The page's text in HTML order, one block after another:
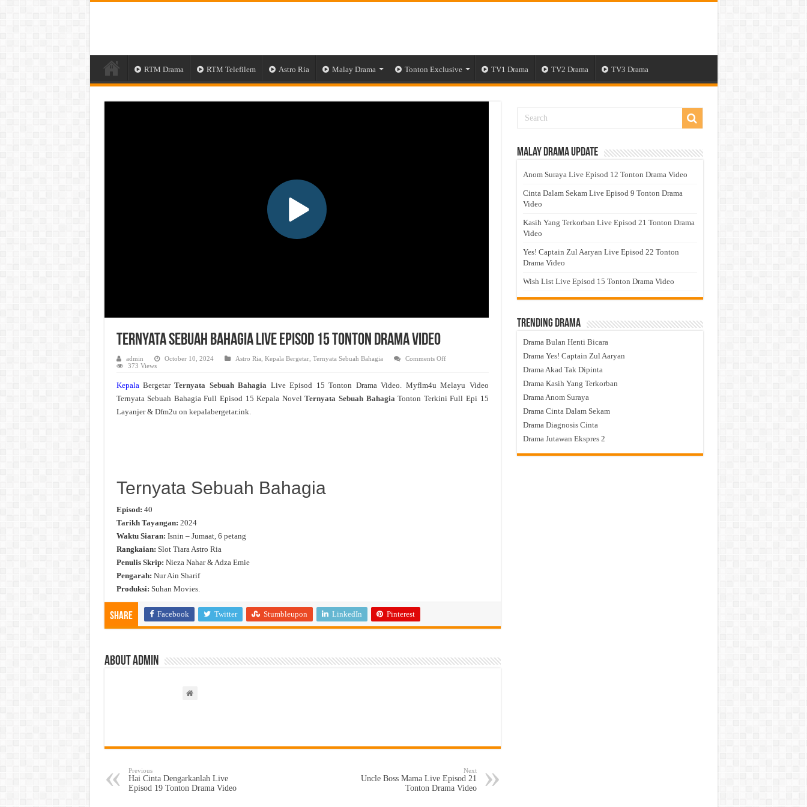
RTM Drama RTM Telefilem Astro Ria Malay Drama Tonton Exclusive TV1 Drama TV2 Drama TV3 Drama
Ternyata Sebuah Bahagia Live Episod 15 Tonton Drama Video
admin October 10, 2024 Astro Ria Kepala Bergetar, Ternyata Sebuah Bahagia Comments Offon
Live
15
373 Views
KepalaBergetarTernyata Sebuah Bahagia Live Episod 15 Tonton Drama Video. Myflm4u Melayu Video
Ternyata Sebuah Bahagia Full Episod 15 Kepala NovelTernyata Sebuah BahagiaTonton Terkini Full Epi 15
Layanjer & Dfm2u on kepalabergetar.ink.
Ternyata Sebuah Bahagia
Episod: 40
Tarikh Tayangan: 2024
Waktu Siaran: Isnin – Jumaat, 6 petang
Rangkaian: Slot Tiara Astro Ria
Penulis Skrip: Nieza Nahar & Adza Emie
Pengarah: Nur Ain Sharif
Produksi: Suhan Movies.
Share Facebook Twitter Stumbleupon LinkedIn Pinterest
About admin
Previous
Hai Cinta Dengarkanlah Live
Episod 19 Tonton Drama Video
Next
Uncle Boss Mama Live Episod 21
Tonton Drama Video
Malay Drama Update
Anom Suraya Live Episod 12 Tonton Drama Video
Cinta Dalam Sekam Live Episod 9 Tonton Drama
Video
Kasih Yang Terkorban Live Episod 21 Tonton Drama
Video
Yes! Captain Zul Aaryan Live Episod 22 Tonton
Drama Video
Wish List Live Episod 15 Tonton Drama Video
Trending Drama
Drama Bulan Henti Bicara
Drama Yes! Captain Zul Aaryan
Drama Akad Tak Dipinta
Drama Kasih Yang Terkorban
Drama Anom Suraya
Drama Cinta Dalam Sekam
Drama Diagnosis Cinta
Drama Jutawan Ekspres 2